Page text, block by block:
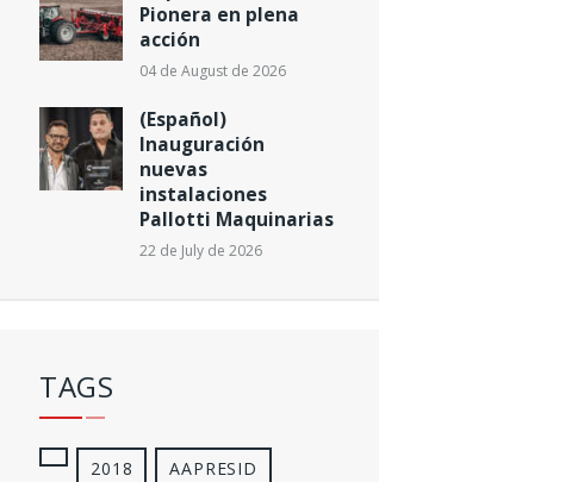
Pionera en plena
acción
04 de August de 2026
(Español)
Inauguración
nuevas
instalaciones
Pallotti Maquinarias
22 de July de 2026
TAGS
2018 AAPRESID